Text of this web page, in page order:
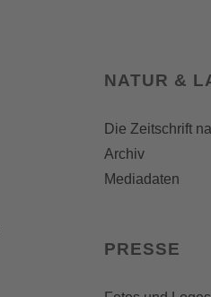
NATUR &
Die Zeitschrift
Archiv
Mediadaten
PRESSE